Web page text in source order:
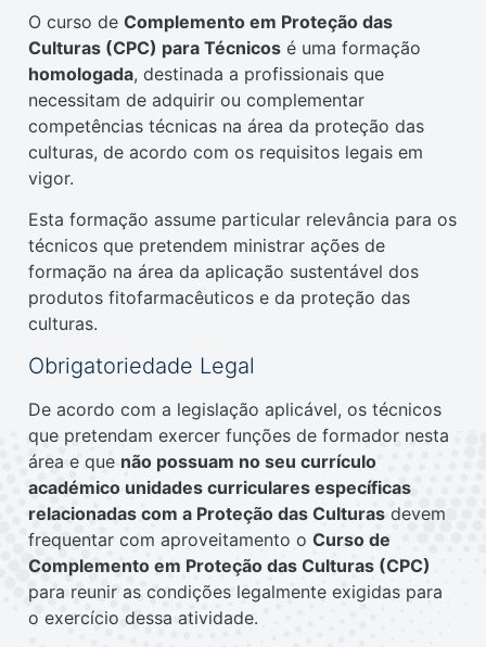
O curso de Complemento em Proteção das
Culturas (CPC) para Técnicos é uma formação
homologada, destinada a profissionais que
necessitam de adquirir ou complementar
competências técnicas na área da proteção das
culturas, de acordo com os requisitos legais em
vigor.
Esta formação assume particular relevância para os
técnicos que pretendem ministrar ações de
formação na área da aplicação sustentável dos
produtos fitofarmacêuticos e da proteção das
culturas.
Obrigatoriedade Legal
De acordo com a legislação aplicável, os técnicos
que pretendam exercer funções de formador nesta
área e que não possuam no seu currículo
académico unidades curriculares específicas
relacionadas com a Proteção das Culturas devem
frequentar com aproveitamento o Curso de
Complemento em Proteção das Culturas (CPC)
para reunir as condições legalmente exigidas para
o exercício dessa atividade.